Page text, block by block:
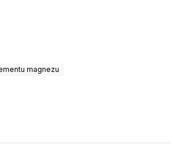
magnezu